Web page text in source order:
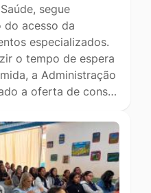
segue
do acesso da
especializados.
o tempo de espera
a Administração
a oferta de cons…